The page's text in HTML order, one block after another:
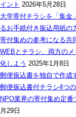
イント 2026年5月28日
大学寄付チラシを「集金
るお手紙付き振込用紙の
寄付集めの参考になる共
WEBとチラシ、両方の
化しよう 2025年1月8日
郵便振込書を独自で作成
郵便振込書付チラシ4つ
NPO業界の寄付集め定
月29日